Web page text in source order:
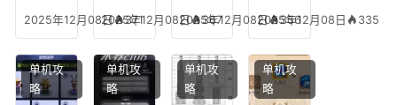
合平
搭
配，
王者
2025年12月08日 371
搭
配，
王国
纪元
2025年12月08日 367
宫攻
略，
君心
我心
2025年12月08日 356
能加
点
图，
地下
2025年12月08日 335
单机攻
略
单机攻
略
单机攻
略
单机攻
略